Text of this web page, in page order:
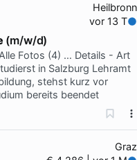
Heilbronn
vor 13 T
(m/w/d)
Fotos (4) … Details - Art
in Salzburg Lehramt
stehst kurz vor
bereits beendet
Graz